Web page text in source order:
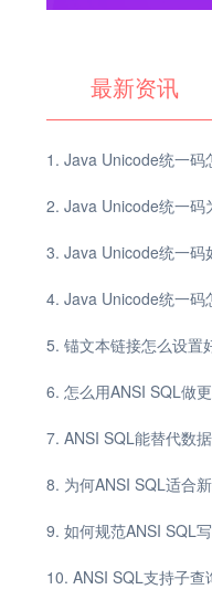
最新资讯
Java Unicode统一码
Java Unicode统一码
Java Unicode统一码
Java Unicode统一码
锚文本链接怎么设置
怎么用ANSI SQL做
ANSI SQL能替代数
为何ANSI SQL适合
如何规范ANSI SQL
ANSI SQL支持子查